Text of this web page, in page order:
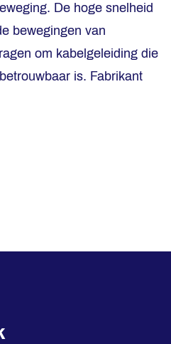
De hoge snelheid
bewegingen van
om kabelgeleiding die
is. Fabrikant